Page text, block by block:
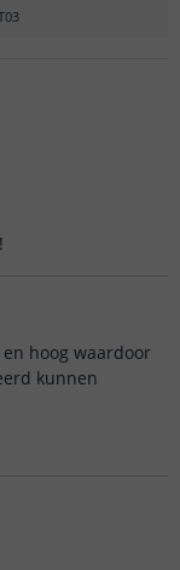
hoog waardoor
kunnen